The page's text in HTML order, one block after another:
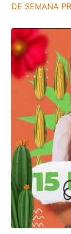
DE SEMANA